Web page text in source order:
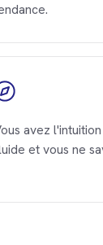
avez
et vous ne